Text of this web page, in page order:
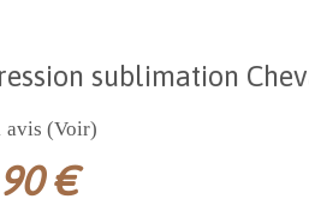
sublimation
avis (Voir)
€